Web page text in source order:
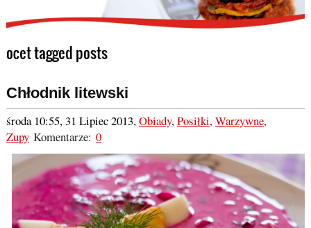
ocet tagged posts
Chłodnik litewski
środa 10:55, 31 Lipiec 2013,Obiady,Posiłki,Warzywne,
ZupyKomentarze: 0